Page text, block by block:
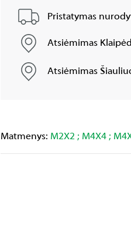
Pristatymas
Atsiėmimas
Atsiėmimas
Matmenys: M2X2 ; M4X4 ;